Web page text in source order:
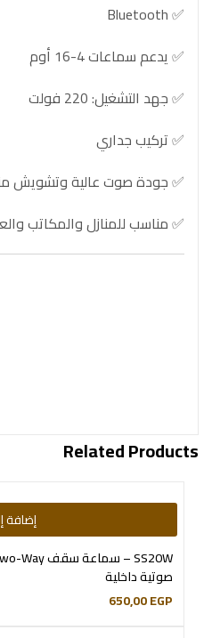
✅ Bluetooth
✅ يدعم سماعات 4-16 أوم
✅ جهد التشغيل: 220 فولت
✅ تركيب جداري
✅ جودة صوت عالية وتشويش
✅ مناسب للمنازل والمكاتب
Related Products
إضافة
صوتية داخلية
650,00EGP